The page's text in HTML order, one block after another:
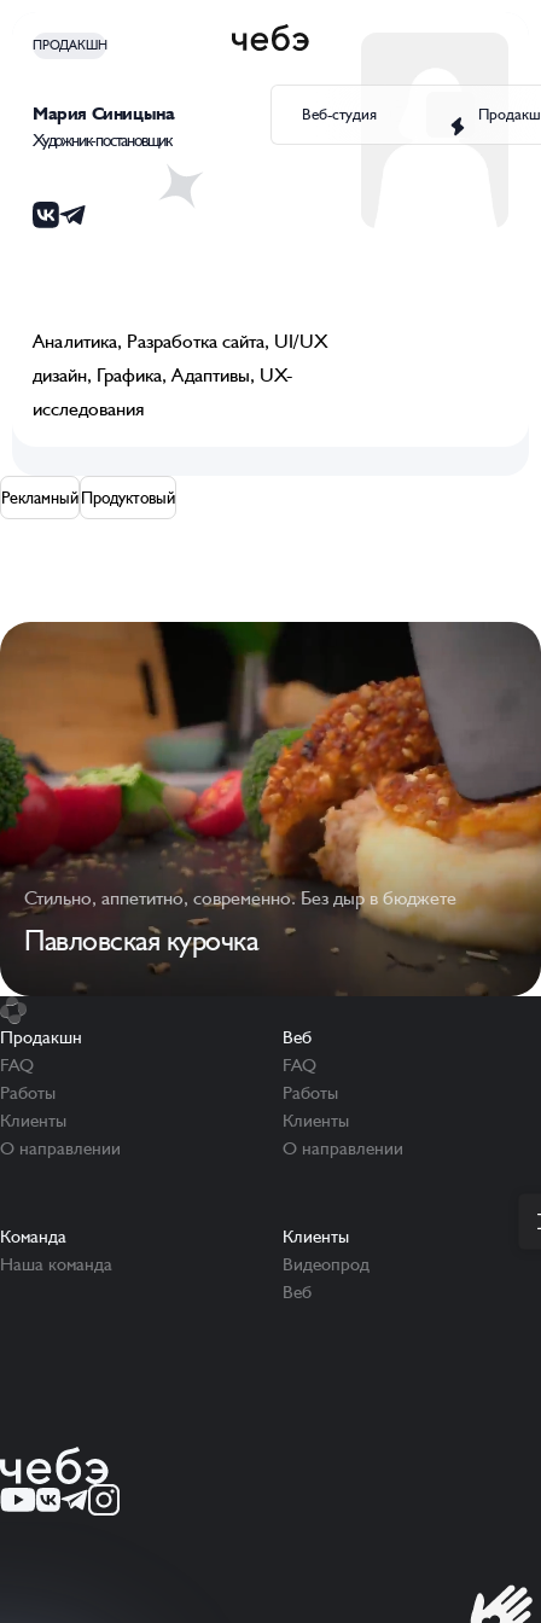
Веб-студия
ПРОДАКШН
Мария Синицына
Художник-постановщик
Аналитика, Разработка сайта, UI/UX
дизайн, Графика, Адаптивы, UX-
исследования
РекламныйПродуктовый
Стильно, аппетитно, современно. Без дыр в бюджете
Павловская курочка
Продакшн
FAQ
Работы
Клиенты
О направлении
Веб
FAQ
Работы
Клиенты
О направлении
Команда
Наша команда
Клиенты
Видеопрод
Веб